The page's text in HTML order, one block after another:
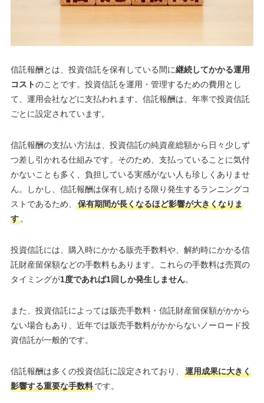
信託報酬とは、投資信託を保有している間に継続してかかる運用
コストのことです。投資信託を運用・管理するための費用とし
て、運用会社などに支払われます。信託報酬は、年率で投資信託
ごとに設定されています。
信託報酬の支払い方法は、投資信託の純資産総額から日々少しず
つ差し引かれる仕組みです。そのため、支払っていることに気付
かないことも多く、負担している実感がない人も珍しくありませ
ん。しかし、信託報酬は保有し続ける限り発生するランニングコ
ストであるため、
保有期間が長くなるほど影響が大きくなりま
す。
投資信託には、購入時にかかる販売手数料や、解約時にかかる信
託財産留保額などの手数料もあります。これらの手数料は売買の
タイミングが1度であれば1回しか発生しません。
また、投資信託によっては販売手数料・信託財産留保額がかから
ない場合もあり、近年では販売手数料がかからないノーロード投
資信託が一般的です。
信託報酬は多くの投資信託に設定されており、
運用成果に大きく
影響する重要な手数料です。